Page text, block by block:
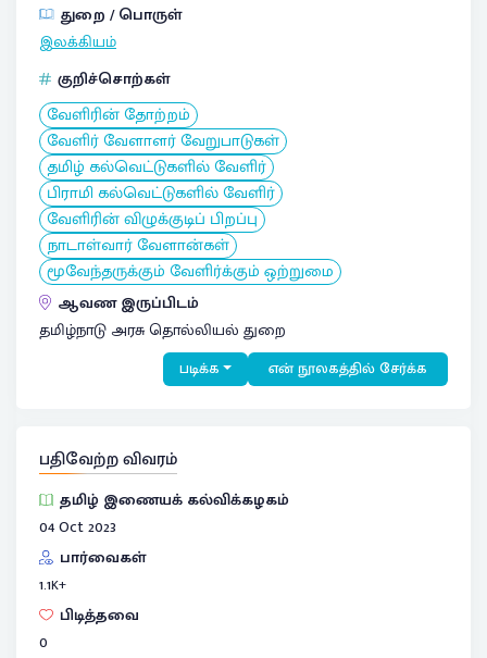
துறை / பொருள்
இலக்கியம்
குறிச்சொற்கள்
வேளிரின் தோற்றம்
வேளிர் வேளாளர் வேறுபாடுகள்
தமிழ் கல்வெட்டுகளில் வேளிர்
பிராமி கல்வெட்டுகளில் வேளிர்
வேளிரின் விழுக்குடிப் பிறப்பு
நாடாள்வார் வேளான்கள்
மூவேந்தருக்கும் வேளிர்க்கும் ஒற்றுமை
ஆவண இருப்பிடம்
தமிழ்நாடு அரசு தொல்லியல் துறை
படிக்க என் நூலகத்தில் சேர்க்க
பதிவேற்ற விவரம்
தமிழ் இணையக் கல்விக்கழகம்
04 Oct 2023
பார்வைகள்
1.1K+
பிடித்தவை
0